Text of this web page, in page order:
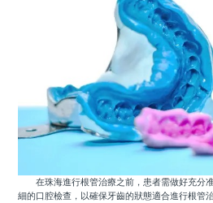
在珠海進行根管治療之前，患者需做好充分
細的口腔檢查，以確保牙齒的狀態適合進行根管